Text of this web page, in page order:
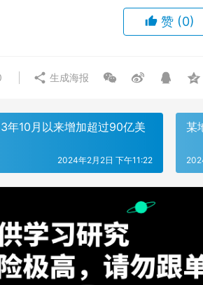
赞 (0)
生成海报
年10月以来增加超过90亿美
2024年2月2日 下午11:22
某